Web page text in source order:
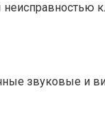
звуковые и